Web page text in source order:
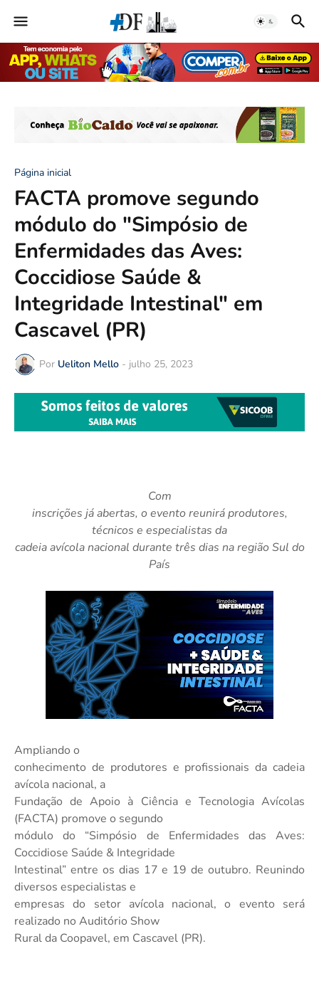
Página inicial
FACTA promove segundo
módulo do "Simpósio de
Enfermidades das Aves:
Coccidiose Saúde &
Integridade Intestinal" em
Cascavel (PR)
Por Ueliton Mello - julho 25, 2023
Com
inscrições já abertas, o evento reunirá produtores,
técnicos e especialistas da
cadeia avícola nacional durante três dias na região Sul do
País
Ampliando o
conhecimento de produtores e profissionais da cadeia
avícola nacional, a
Fundação de Apoio à Ciência e Tecnologia Avícolas
(FACTA) promove o segundo
módulo do “Simpósio de Enfermidades das Aves:
Coccidiose Saúde & Integridade
Intestinal” entre os dias 17 e 19 de outubro. Reunindo
diversos especialistas e
empresas do setor avícola nacional, o evento será
realizado no Auditório Show
Rural da Coopavel, em Cascavel (PR).